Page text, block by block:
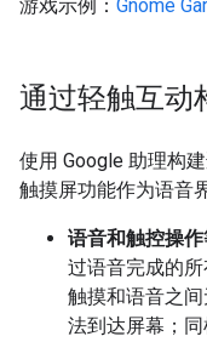
游戏示例： Gnome
通过轻触互动
使用 Google 助理构
触摸屏功能作为语音
语音和触控操作
过语音完成的
触摸和语音之
法到达屏幕；